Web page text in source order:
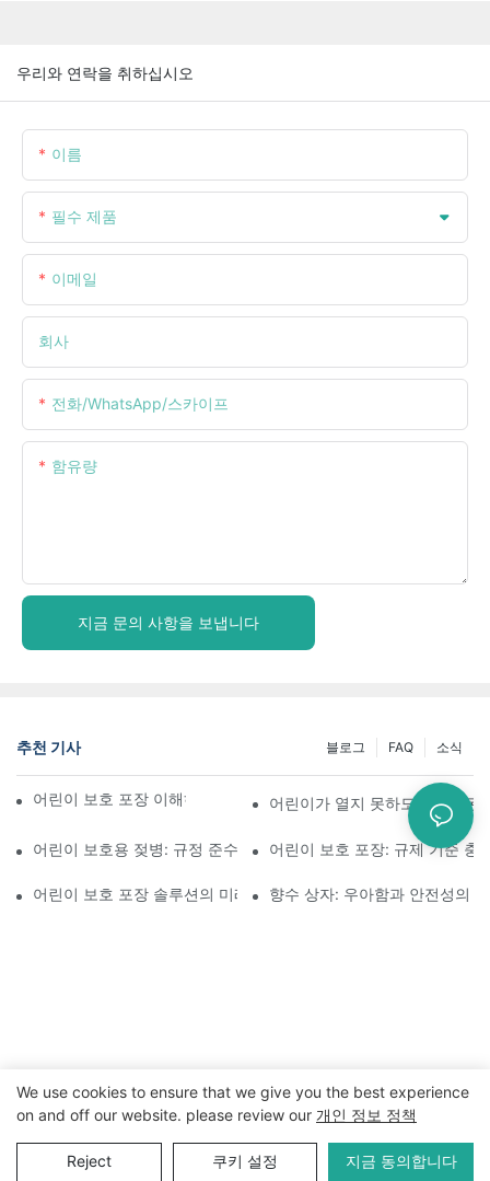
우리와 연락을 취하십시오
이름
필수 제품
이메일
회사
전화/WhatsApp/스카이프
함유량
지금 문의 사항을 보냅니다
추천 기사 소식
FAQ
블로그
어린이 보호 포장 이해하기: 어린이의 안전 확보어린이가 열지 못하도록 설계된
어린이 보호용 젖병: 규정 준수를 위해 알아야 할 사항
어린이 보호 포장: 규제 기준 충
어린이 보호 포장 솔루션의 미래 향수 상자: 우아함과 안전성의
저작권 © 2024 WWW.ECCODY.COM |사이트맵| 개인 정보 보
호 정책
We use cookies to ensure that we give you the best experience
on and off our website. please review our 개인 정보 정책
Reject 쿠키 설정 지금 동의합니다